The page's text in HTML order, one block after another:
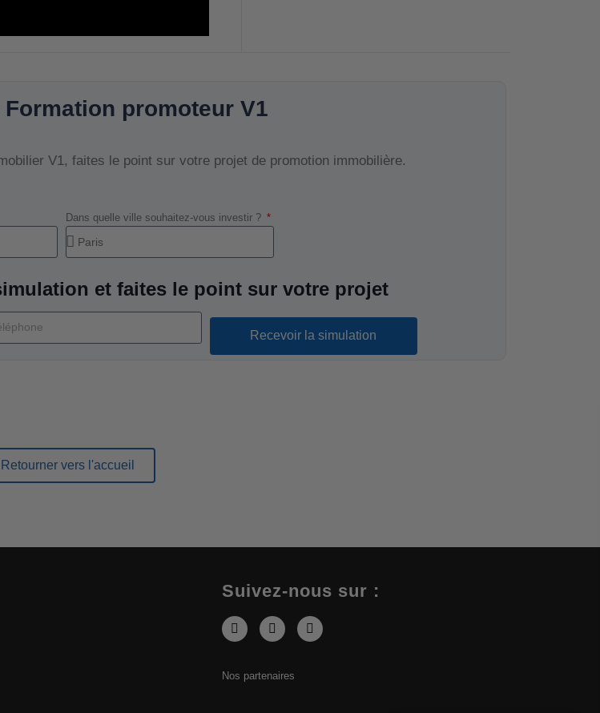
promoteur V1
V1, faites le point sur votre projet de promotion immobilière.
Dans quelle ville souhaitez-vous investir ?
et faites le point sur votre projet
Recevoir la simulation
Retourner vers l'accueil
Suivez-nous sur :
Nos partenaires